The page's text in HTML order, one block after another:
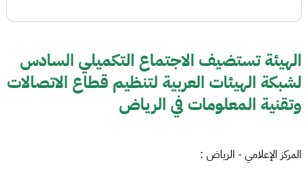
الهيئة تستضيف الاجتماع التكميلي السادس
لشبكة الهيئات العربية لتنظيم قطاع الاتصالات
وتقنية المعلومات في الرياض
المركز الإعلامي - الرياض :